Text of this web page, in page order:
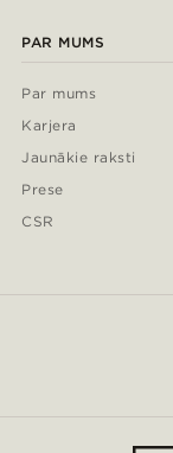
PAR MUMS
Par mums
Karjera
Jaunākie raksti
Prese
CSR